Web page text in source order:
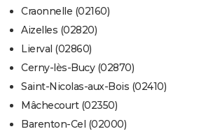
Craonnelle (02160)
Aizelles (02820)
Lierval (02860)
Cerny-lès-Bucy (02870)
Saint-Nicolas-aux-Bois (02410)
Mâchecourt (02350)
Barenton-Cel (02000)